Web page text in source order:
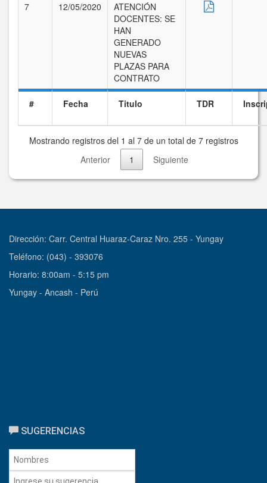
# Fecha Titulo TDR
7
12/05/2020
ATENCIÓN
DOCENTES: SE
HAN
GENERADO
NUEVAS
PLAZAS PARA
CONTRATO
Mostrando registros del 1 al 7 de un total de 7 registros
Anterior
1 Siguiente
Dirección: Carr. Central Huaraz-Caraz Nro. 255 - Yungay
Teléfono: (043) - 393076
Horario: 8:00am - 5:15 pm
Yungay - Ancash - Perú
SUGERENCIAS